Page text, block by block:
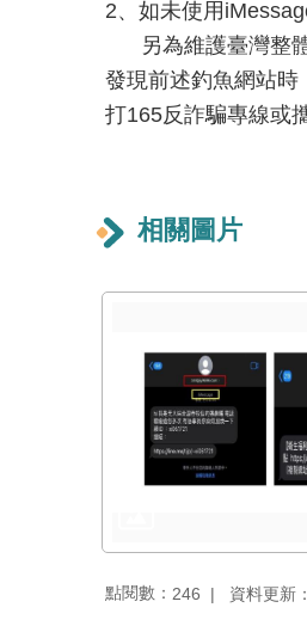
2、如未使用
另為維護臺灣整體
發現前述釣魚網站時
打165反詐騙專線或
相關圖片
點閱數： 246 資料更新